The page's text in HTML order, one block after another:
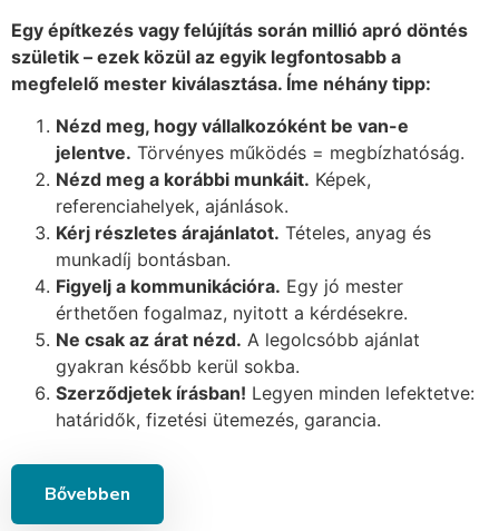
Egy építkezés vagy felújítás során millió apró döntés
születik – ezek közül az egyik legfontosabb a
megfelelő mester kiválasztása. Íme néhány tipp:
Nézd meg, hogy vállalkozóként be van-e
jelentve. Törvényes működés = megbízhatóság.
Nézd meg a korábbi munkáit. Képek,
referenciahelyek, ajánlások.
Kérj részletes árajánlatot. Tételes, anyag és
munkadíj bontásban.
Figyelj a kommunikációra. Egy jó mester
érthetően fogalmaz, nyitott a kérdésekre.
Ne csak az árat nézd. A legolcsóbb ajánlat
gyakran később kerül sokba.
Szerződjetek írásban! Legyen minden lefektetve:
határidők, fizetési ütemezés, garancia.
Bővebben